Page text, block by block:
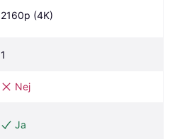
2160p (4K)
1
Nej
Ja